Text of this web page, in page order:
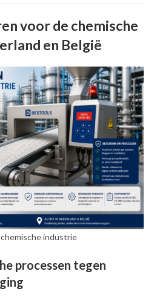
voor de chemische
en België
industrie
processen tegen